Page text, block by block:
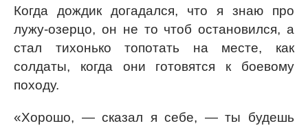
Когда дождик догадался, что я знаю про
лужу-озерцо, он не то чтоб остановился, а
стал тихонько топотать на месте, как
солдаты, когда они готовятся к боевому
походу.
«Хорошо, — сказал я себе, — ты будешь